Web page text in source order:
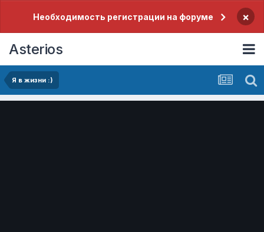
Необходимость регистрации на форуме ×
Asterios
Я в жизни :)